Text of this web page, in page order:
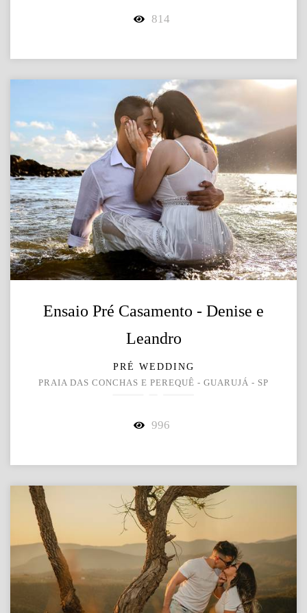
814
Ensaio Pré Casamento - Denise e
Leandro
PRÉ WEDDING
PRAIA DAS CONCHAS E PEREQUÊ - GUARUJÁ - SP
996